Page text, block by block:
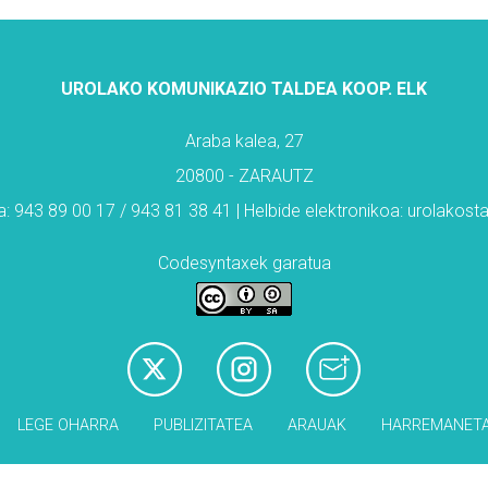
UROLAKO KOMUNIKAZIO TALDEA KOOP. ELK
Araba kalea, 27
20800 - ZARAUTZ
943 89 00 17 / 943 81 38 41 | Helbide elektronikoa:
Codesyntaxek garatua
LEGE OHARRA PUBLIZITATEA ARAUAK